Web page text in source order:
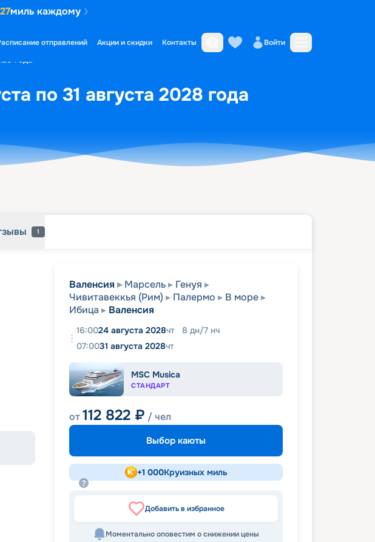
миль каждому
отправлений Акции и скидки Контакты Войти
года
по 31 августа 2028 года
1
Валенсия Марсель
Генуя
Чивитавеккья (Рим)
Палермо
В море
Ибица
Валенсия
16:0024 августа 2028чт 8 дн/7 нч
07:0031 августа 2028чт
MSC Musica
СТАНДАРТ
от112 822 ₽ / чел
Выбор каюты
+1 000Круизных миль
Добавить в избранное
Моментально оповестим о снижении цены